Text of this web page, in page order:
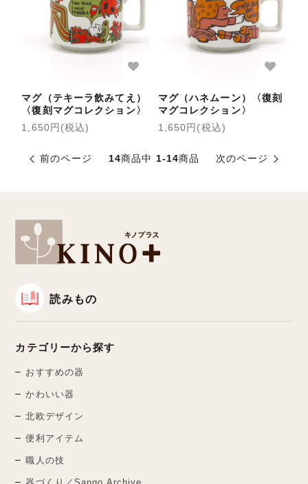
マグ（テキーラ飲みてえ）
〈復刻マグコレクション〉
1,650円(税込)
マグ（ハネムーン）〈復刻
マグコレクション〉
1,650円(税込)
前のページ 14商品中 1-14商品 次のページ
読みもの
カテゴリーから探す
おすすめの器
かわいい器
北欧デザイン
便利アイテム
職人の技